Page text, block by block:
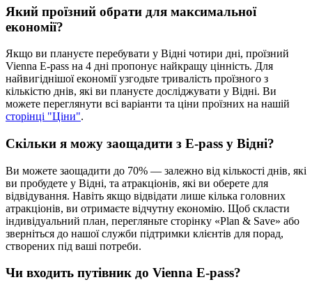
Який проїзний обрати для максимальної
економії?
Якщо ви плануєте перебувати у Відні чотири дні, проїзний
Vienna E-pass на 4 дні пропонує найкращу цінність. Для
найвигіднішої економії узгодьте тривалість проїзного з
кількістю днів, які ви плануєте досліджувати у Відні. Ви
можете переглянути всі варіанти та ціни проїзних на нашій
сторінці "Ціни".
Скільки я можу заощадити з E-pass у Відні?
Ви можете заощадити до 70% — залежно від кількості днів, які
ви пробудете у Відні, та атракціонів, які ви оберете для
відвідування. Навіть якщо відвідати лише кілька головних
атракціонів, ви отримаєте відчутну економію. Щоб скласти
індивідуальний план, перегляньте сторінку «Plan & Save» або
зверніться до нашої служби підтримки клієнтів для порад,
створених під ваші потреби.
Чи входить путівник до Vienna E-pass?